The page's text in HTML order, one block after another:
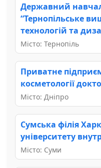
Державний
“Тернопільське
технологій та
Місто: Тернопіль
Приватне
косметології
Місто: Дніпро
Сумська філія
університету
Місто: Суми